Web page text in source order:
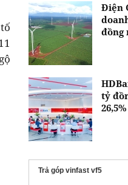
Điện
đồng
tỷ
Trả góp vinfast vf5